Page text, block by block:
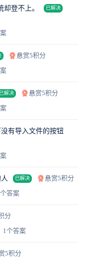
登不上。 已解决
悬赏5积分
已解决
悬赏5积分
有导入文件的按钮
已解决
悬赏5积分
答案
分
1个答案
5积分